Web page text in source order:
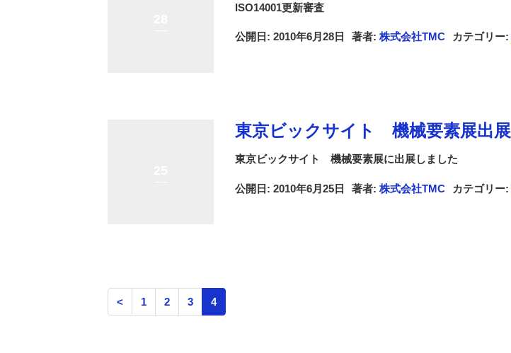
ISO14001更新審査
公開日: 2010年6月28日 著者: 株式会社TMC カテゴリー:
東京ビックサイト 機械要素展出展
東京ビックサイト 機械要素展に出展しました
公開日: 2010年6月25日 著者: 株式会社TMC カテゴリー:
< 1 2 3 4